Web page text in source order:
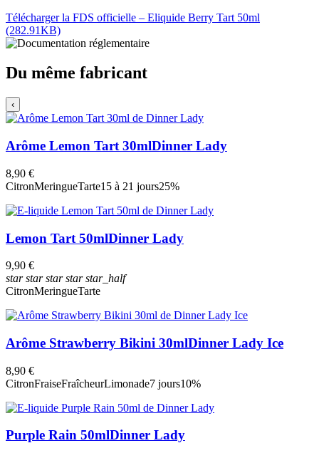
Télécharger la FDS officielle – Eliquide Berry Tart 50ml
(282.91KB)
Du même fabricant
‹
Arôme Lemon Tart 30mlDinner Lady
8,90 €
CitronMeringueTarte15 à 21 jours25%
Lemon Tart 50mlDinner Lady
9,90 €
starstarstarstarstar_half
CitronMeringueTarte
Arôme Strawberry Bikini 30mlDinner Lady Ice
8,90 €
CitronFraiseFraîcheurLimonade7 jours10%
Purple Rain 50mlDinner Lady